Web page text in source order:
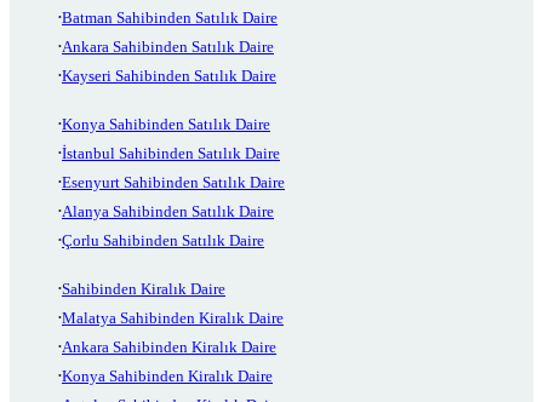
Batman Sahibinden Satılık Daire
Ankara Sahibinden Satılık Daire
Kayseri Sahibinden Satılık Daire
Konya Sahibinden Satılık Daire
İstanbul Sahibinden Satılık Daire
Esenyurt Sahibinden Satılık Daire
Alanya Sahibinden Satılık Daire
Çorlu Sahibinden Satılık Daire
Sahibinden Kiralık Daire
Malatya Sahibinden Kiralık Daire
Ankara Sahibinden Kiralık Daire
Konya Sahibinden Kiralık Daire